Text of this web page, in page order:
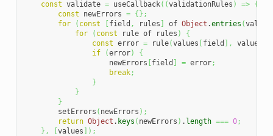
const validate = useCallback( (validationRules ) =>
{
const newErrors = {} ;
for
( const [field , rules ] of Object .entries (
for
( const rule of rules )
{
const error = rule(values [field ] , values
if
(error)
{
                    newErrors
[field ] = error;
break;
}
}
}
        setErrors
( newErrors ) ;
return Object . keys ( newErrors ) . length === 0;
} , [values ] ) ;